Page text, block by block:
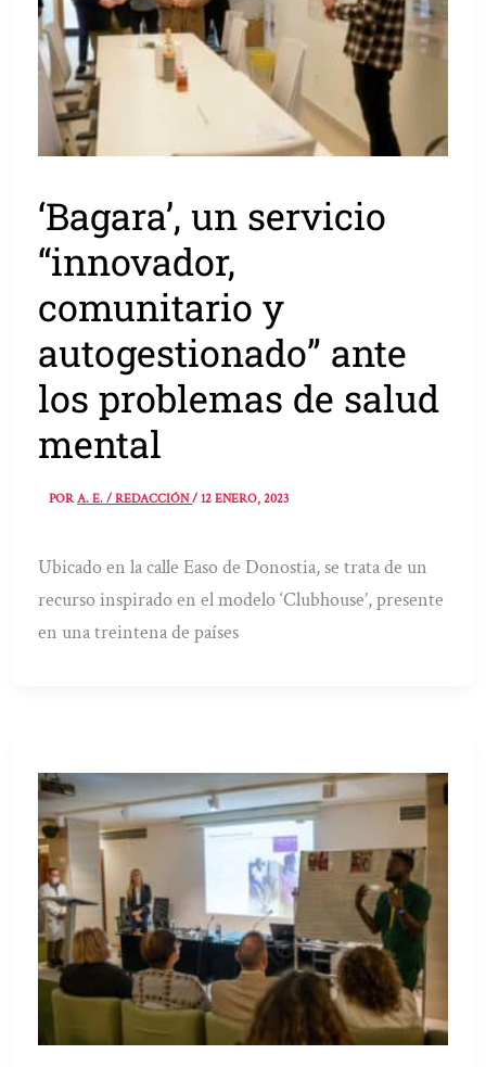
‘Bagara’, un servicio
“innovador,
comunitario y
autogestionado” ante
los problemas de salud
mental
PORA. E. / REDACCIÓN/12 ENERO, 2023
Ubicado en la calle Easo de Donostia, se trata de un
recurso inspirado en el modelo ‘Clubhouse’, presente
en una treintena de países